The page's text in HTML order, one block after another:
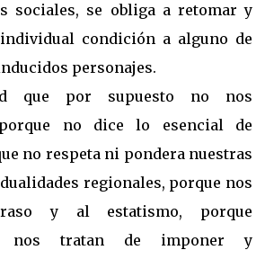
sociales, se obliga a retomar y
condición a alguno de
personajes.
que por supuesto no nos
no dice lo esencial de
no respeta ni pondera nuestras
regionales, porque nos
y al estatismo, porque
nos tratan de imponer y